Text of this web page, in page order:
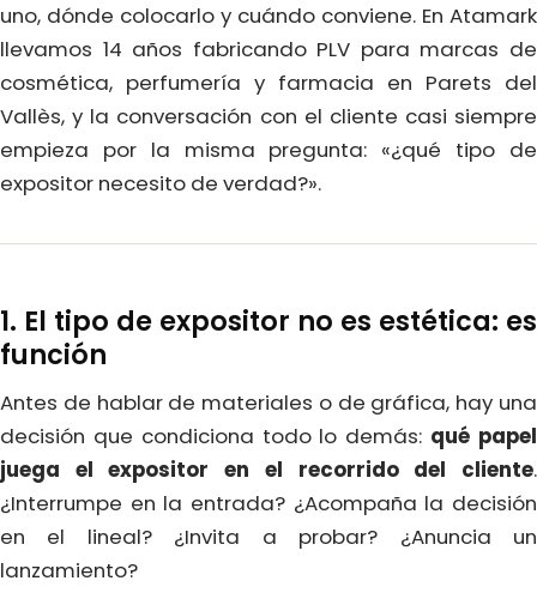
uno, dónde colocarlo y cuándo conviene. En Atamark
llevamos 14 años fabricando PLV para marcas de
cosmética, perfumería y farmacia en Parets del
Vallès, y la conversación con el cliente casi siempre
empieza por la misma pregunta: «¿qué tipo de
expositor necesito de verdad?».
1. El tipo de expositor no es estética: es
función
Antes de hablar de materiales o de gráfica, hay una
decisión que condiciona todo lo demás: qué papel
juega el expositor en el recorrido del cliente.
¿Interrumpe en la entrada? ¿Acompaña la decisión
en el lineal? ¿Invita a probar? ¿Anuncia un
lanzamiento?